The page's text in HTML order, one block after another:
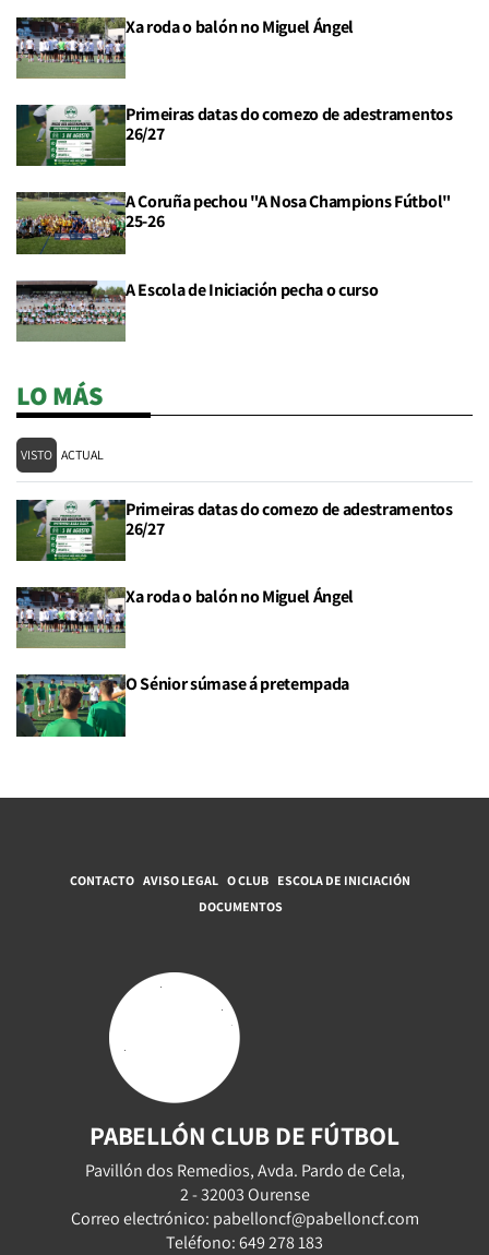
Xa roda o balón no Miguel Ángel
Primeiras datas do comezo de adestramentos
26/27
A Coruña pechou "A Nosa Champions Fútbol"
25-26
A Escola de Iniciación pecha o curso
LO MÁS
VISTO ACTUAL
Primeiras datas do comezo de adestramentos
26/27
Xa roda o balón no Miguel Ángel
O Sénior súmase á pretempada
CONTACTO AVISO LEGAL O CLUB ESCOLA DE INICIACIÓN
DOCUMENTOS
PABELLÓN CLUB DE FÚTBOL
Pavillón dos Remedios, Avda. Pardo de Cela,
2 - 32003 Ourense
Correo electrónico: pabelloncf@pabelloncf.com
Teléfono: 649 278 183